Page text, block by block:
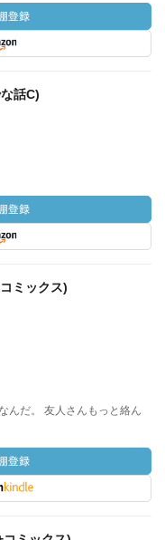
話C)
ミックス)
んだ。 友人さんもっと絡ん